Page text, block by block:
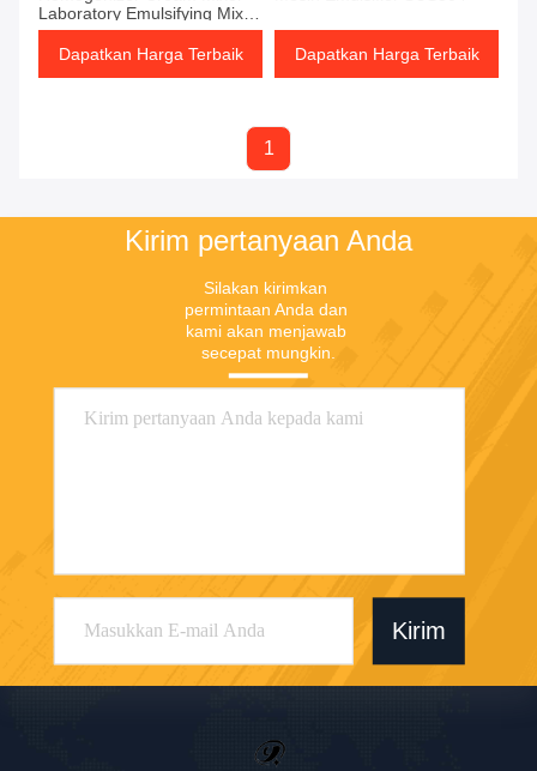
Laboratory Emulsifying Mixer
Mesin
Dapatkan Harga Terbaik
Dapatkan Harga Terbaik
1
Kirim pertanyaan Anda
Silakan kirimkan
permintaan Anda dan
kami akan menjawab
secepat mungkin.
Kirim